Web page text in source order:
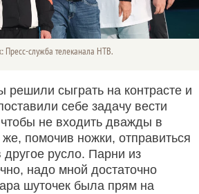
Пресс-служба телеканала НТВ.
решили сыграть на контрасте и
себе задачу вести
не входить дважды в
помочив ножки, отправиться
русло. Парни из
надо мной достаточно
шуточек была прям на